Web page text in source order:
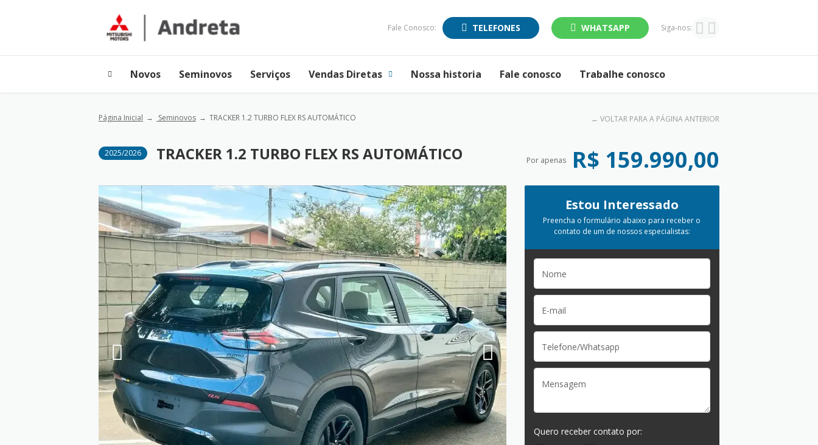
Fale Conosco: TELEFONES WHATSAPP Siga-nos:
Novos Seminovos Serviços Vendas Diretas Nossa historia Fale conosco Trabalhe conosco
Página Inicial Seminovos TRACKER 1.2 TURBO FLEX RS AUTOMÁTICO ← VOLTAR PARA A PÁGINA ANTERIOR
2025/2026 TRACKER 1.2 TURBO FLEX RS AUTOMÁTICO Por apenas R$ 159.990,00
Estou Interessado
Preencha o formulário abaixo para receber o
contato de um de nossos especialistas:
Quero receber contato por: